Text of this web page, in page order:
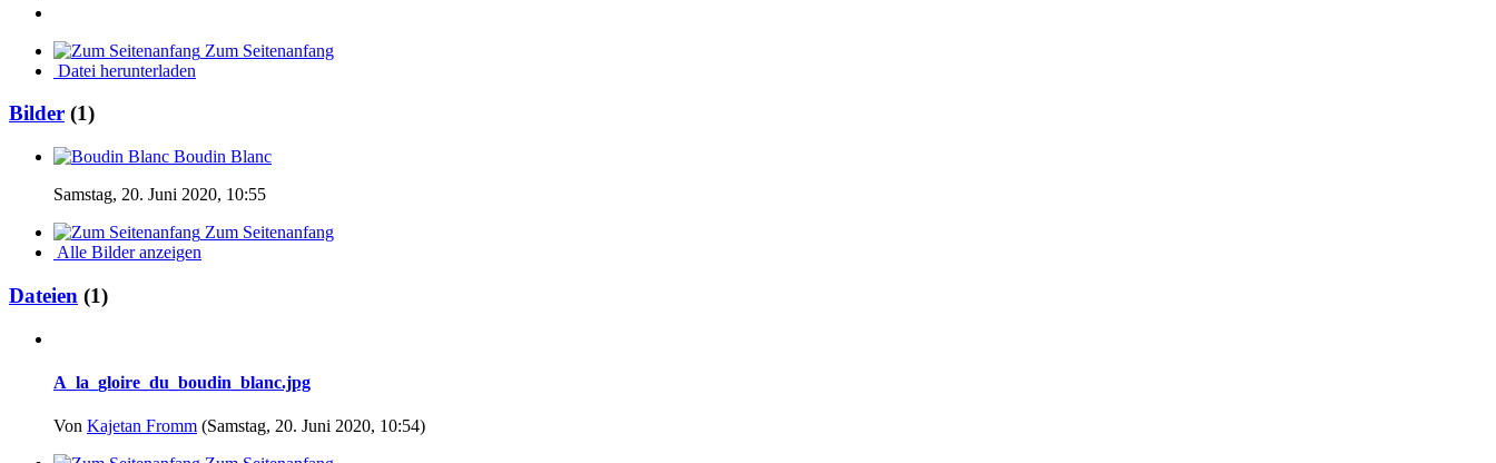
Zum Seitenanfang
Datei herunterladen
Bilder (1)
Boudin Blanc
Samstag, 20. Juni 2020, 10:55
Zum Seitenanfang
Alle Bilder anzeigen
Dateien (1)
A_la_gloire_du_boudin_blanc.jpg
Von Kajetan Fromm (Samstag, 20. Juni 2020, 10:54)